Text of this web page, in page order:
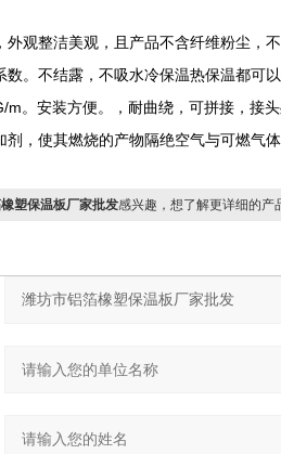
整洁美观，且产品不含纤维粉尘，
数。不结露，不吸水冷保温热保温都
m。安装方便。，耐曲绕，可拼接，接
，使其燃烧的产物隔绝空气与可燃气体
塑保温板厂家批发感兴趣，想了解更详细的产